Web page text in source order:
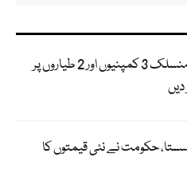
امریکا نے ایران سے منسلک 3 کمپنیوں اور 2 طیاروں پر
دیں
حکومت نے نئی قیمتوں کا